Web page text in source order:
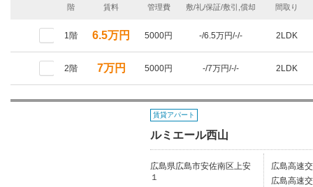
階 賃料 管理費 敷/礼/保証/敷引,償却 間取り
1階 6.5万円 5000円 -/6.5万円/-/- 2LDK
2階 7万円 5000円 -/7万円/-/- 2LDK
賃貸アパート
ルミエール西山
広島県広島市安佐南区上安
１
広島高速
広島高速